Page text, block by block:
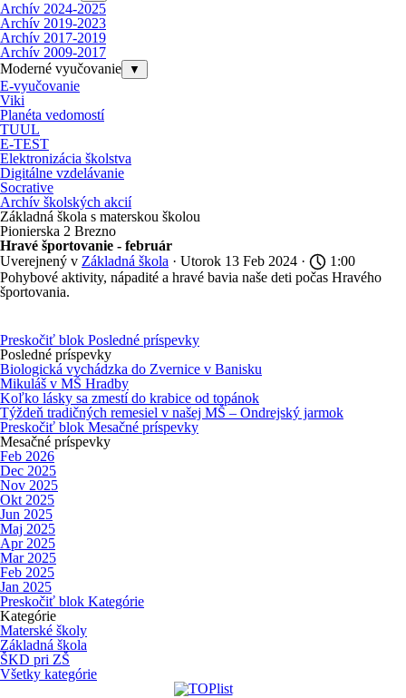
Archív 2024-2025
Archív 2019-2023
Archív 2017-2019
Archív 2009-2017
Moderné vyučovanie
▼
E-vyučovanie
Viki
Planéta vedomostí
TUUL
E-TEST
Elektronizácia školstva
Digitálne vzdelávanie
Socrative
Archív školských akcií
Základná škola s materskou školou
Pionierska 2 Brezno
Hravé športovanie - február
Uverejnený v Základná škola · Utorok 13 Feb 2024 ·
1:00
Pohybové aktivity, nápadité a hravé bavia naše deti počas Hravého
športovania.
Preskočiť blok Posledné príspevky
Posledné príspevky
Biologická vychádzka do Zvernice v Banisku
Mikuláš v MŠ Hradby
Koľko lásky sa zmestí do krabice od topánok
Týždeň tradičných remesiel v našej MŠ – Ondrejský jarmok
Preskočiť blok Mesačné príspevky
Mesačné príspevky
Feb 2026
Dec 2025
Nov 2025
Okt 2025
Jun 2025
Maj 2025
Apr 2025
Mar 2025
Feb 2025
Jan 2025
Preskočiť blok Kategórie
Kategórie
Materské školy
Základná škola
ŠKD pri ZŠ
Všetky kategórie